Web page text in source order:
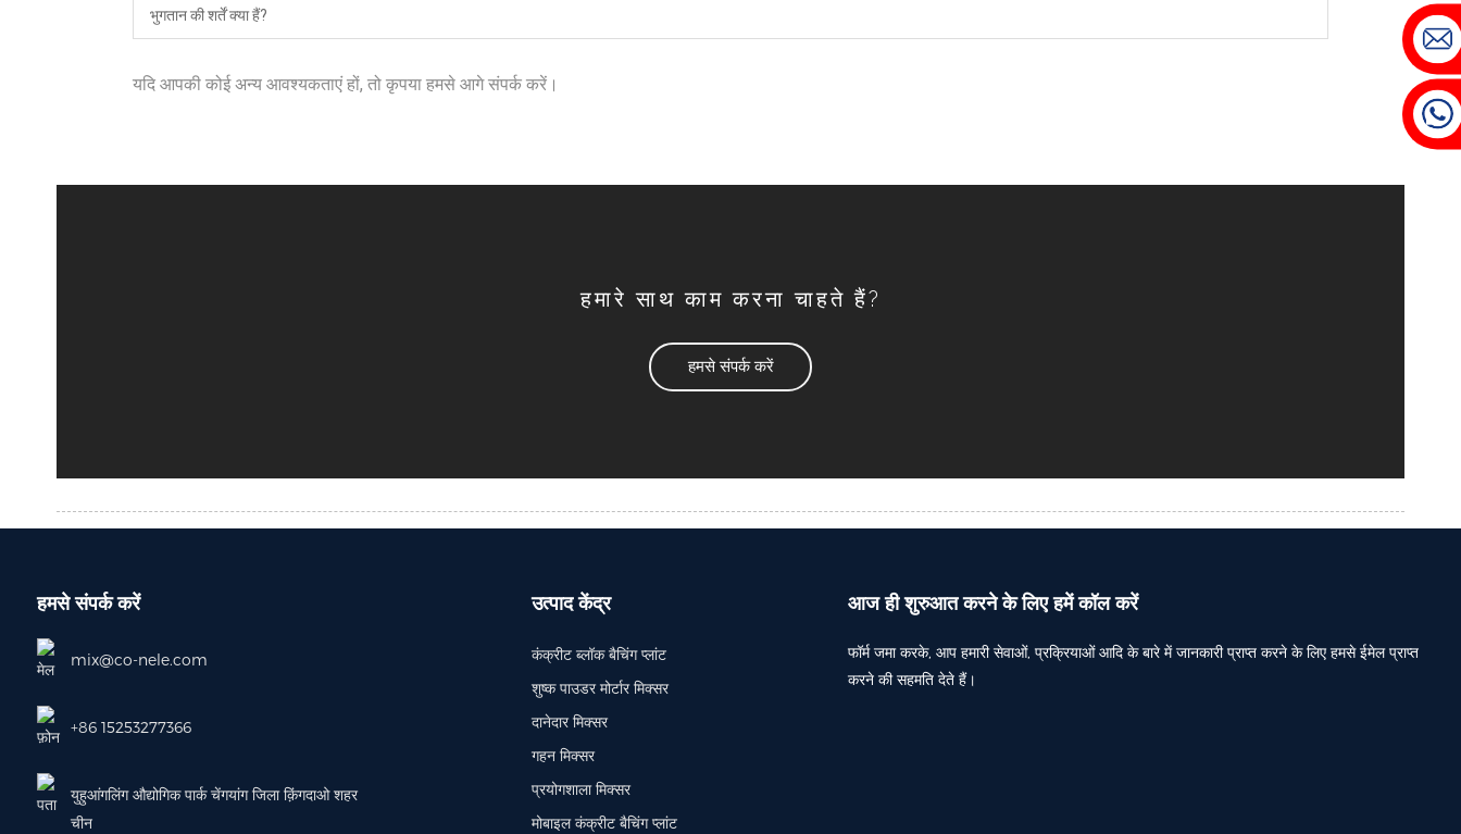
भुगतान की शर्तें क्या हैं?
यदि आपकी कोई अन्य आवश्यकताएं हों, तो कृपया हमसे आगे संपर्क करें।
हमारे साथ काम करना चाहते हैं?
हमसे संपर्क करें
हमसे संपर्क करें
mix@co-nele.com
+86 15253277366
युहुआंगलिंग औद्योगिक पार्क चेंगयांग जिला क़िंगदाओ शहर
चीन
उत्पाद केंद्र
कंक्रीट ब्लॉक बैचिंग प्लांट
शुष्क पाउडर मोर्टार मिक्सर
दानेदार मिक्सर
गहन मिक्सर
प्रयोगशाला मिक्सर
मोबाइल कंक्रीट बैचिंग प्लांट
आज ही शुरुआत करने के लिए हमें कॉल करें
फॉर्म जमा करके, आप हमारी सेवाओं, प्रक्रियाओं आदि के बारे में जानकारी प्राप्त करने के लिए हमसे ईमेल प्राप्त
करने की सहमति देते हैं।